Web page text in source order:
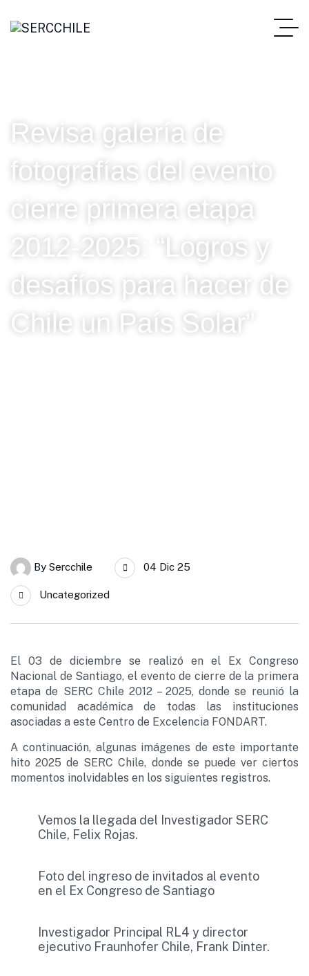
Revisa galería de
fotografías del evento
cierre primera etapa
2012-2025: “Logros y
desafíos para hacer de
Chile un País Solar”
By Sercchile 04 Dic 25
Uncategorized
El 03 de diciembre se realizó en el Ex Congreso
Nacional de Santiago, el evento de cierre de la primera
etapa de SERC Chile 2012 – 2025, donde se reunió la
comunidad académica de todas las instituciones
asociadas a este Centro de Excelencia FONDART.
A continuación, algunas imágenes de este importante
hito 2025 de SERC Chile, donde se puede ver ciertos
momentos inolvidables en los siguientes registros.
Vemos la llegada del Investigador SERC
Chile, Felix Rojas.
Foto del ingreso de invitados al evento
en el Ex Congreso de Santiago
Investigador Principal RL4 y director
ejecutivo Fraunhofer Chile, Frank Dinter.